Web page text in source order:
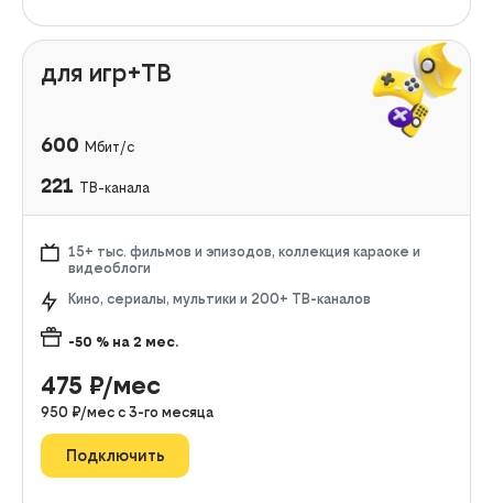
для игр+ТВ
600 Мбит/с
221 ТВ-канала
15+ тыс. фильмов и эпизодов, коллекция караоке и
видеоблоги
Кино, сериалы, мультики и 200+ ТВ-каналов
-50 % на 2 мес.
475 ₽/мес
950 ₽/мес с 3-го месяца
Подключить